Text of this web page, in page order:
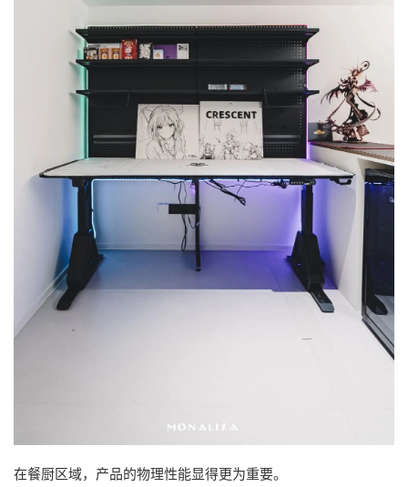
在餐厨区域，产品的物理性能显得更为重要。